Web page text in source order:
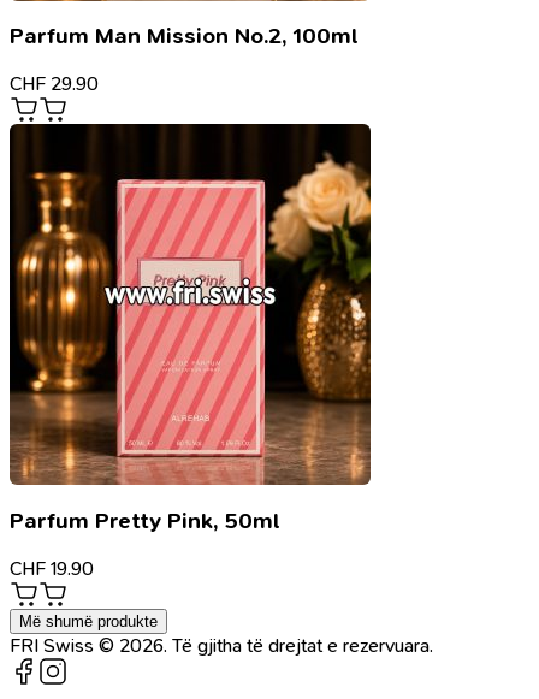
Parfum Man Mission No.2, 100ml
CHF 29.90
Parfum Pretty Pink, 50ml
CHF 19.90
Më shumë produkte
FRI Swiss © 2026. Të gjitha të drejtat e rezervuara.